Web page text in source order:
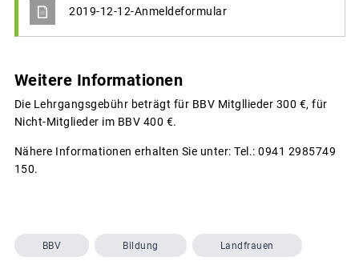
2019-12-12-Anmeldeformular
Weitere Informationen
Die Lehrgangsgebühr beträgt für BBV Mitgllieder 300 €, für
Nicht-Mitglieder im BBV 400 €.
Nähere Informationen erhalten Sie unter: Tel.: 0941 2985749
150.
BBV Bildung Landfrauen